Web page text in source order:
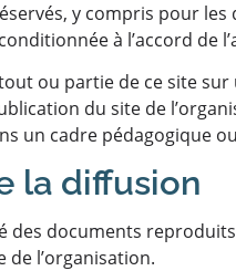
y compris pour
à l’accord de
ou partie de ce site
du site de
un cadre pédagogique
la diffusion
des documents
l’organisation.